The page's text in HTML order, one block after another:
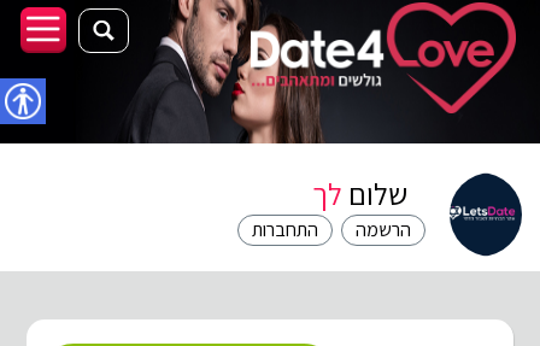
שלום לך
התחברות הרשמה